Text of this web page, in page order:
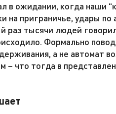
в ожидании, когда наши
на приграничье, удары по
раз тысячи людей
Формально
а не автомат
– что тогда в